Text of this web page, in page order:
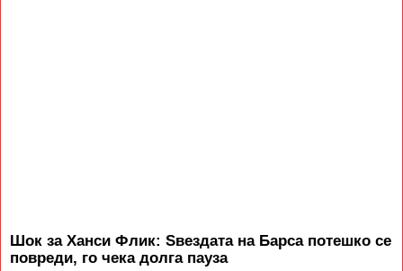
Шок за Ханси Флик: Ѕвездата на Барса потешко се
повреди, го чека долга пауза